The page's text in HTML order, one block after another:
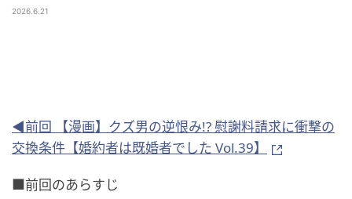
2026.6.21
◀前回 【漫画】クズ男の逆恨み!? 慰謝料請求に衝撃の
交換条件【婚約者は既婚者でした Vol.39】
■前回のあらすじ